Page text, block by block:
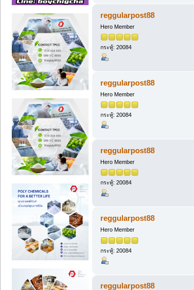
reggularpost88
Hero Member
กระทู้: 20084
reggularpost88
Hero Member
กระทู้: 20084
reggularpost88
Hero Member
กระทู้: 20084
reggularpost88
Hero Member
กระทู้: 20084
reggularpost88